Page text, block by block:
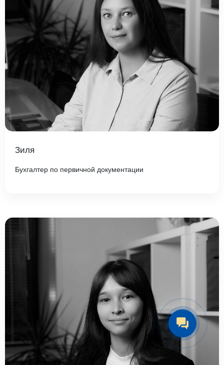
Зиля
Бухгалтер по первичной документации